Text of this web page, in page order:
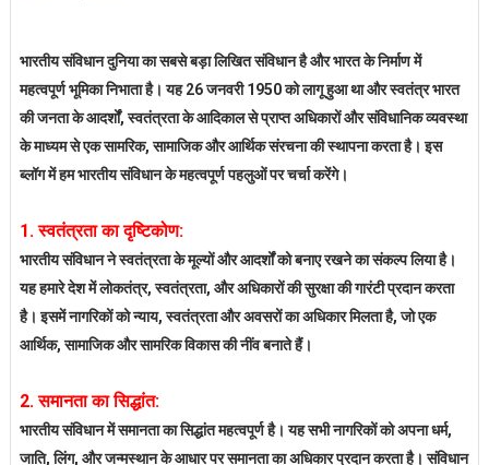
भारतीय संविधान दुनिया का सबसे बड़ा लिखित संविधान है और भारत के निर्माण में
महत्वपूर्ण भूमिका निभाता है। यह 26 जनवरी 1950 को लागू हुआ था और स्वतंत्र भारत
की जनता के आदर्शों, स्वतंत्रता के आदिकाल से प्राप्त अधिकारों और संविधानिक व्यवस्था
के माध्यम से एक सामरिक, सामाजिक और आर्थिक संरचना की स्थापना करता है। इस
ब्लॉग में हम भारतीय संविधान के महत्वपूर्ण पहलुओं पर चर्चा करेंगे।
1. स्वतंत्रता का दृष्टिकोण:
भारतीय संविधान ने स्वतंत्रता के मूल्यों और आदर्शों को बनाए रखने का संकल्प लिया है।
यह हमारे देश में लोकतंत्र, स्वतंत्रता, और अधिकारों की सुरक्षा की गारंटी प्रदान करता
है। इसमें नागरिकों को न्याय, स्वतंत्रता और अवसरों का अधिकार मिलता है, जो एक
आर्थिक, सामाजिक और सामरिक विकास की नींव बनाते हैं।
2. समानता का सिद्धांत:
भारतीय संविधानमें समानता का सिद्धांत महत्वपूर्ण है। यह सभी नागरिकों को अपना धर्म,
जाति, लिंग, और जन्मस्थान के आधार पर समानता का अधिकार प्रदान करता है। संविधान